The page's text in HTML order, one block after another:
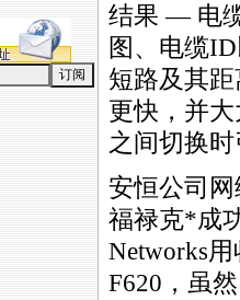
结果 — 电
图、电缆
短路及其
更快，并
之间切换
安恒公司
福禄克*成
Networks
F620，虽